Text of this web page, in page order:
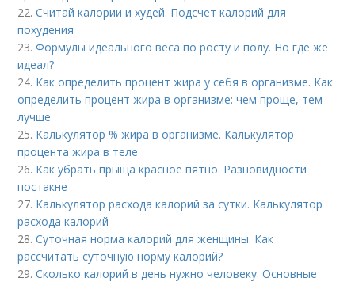
22.Считай калории и худей. Подсчет калорий для
похудения
23.Формулы идеального веса по росту и полу. Но где же
идеал?
24. Как определить процент жира у себя в организме. Как
определить процент жира в организме: чем проще, тем
лучше
25. Калькулятор % жира в организме. Калькулятор
процента жира в теле
26. Как убрать прыща красное пятно. Разновидности
постакне
27. Калькулятор расхода калорий за сутки. Калькулятор
расхода калорий
28.Суточная норма калорий для женщины. Как
рассчитать суточную норму калорий?
29.Сколько калорий в день нужно человеку. Основные